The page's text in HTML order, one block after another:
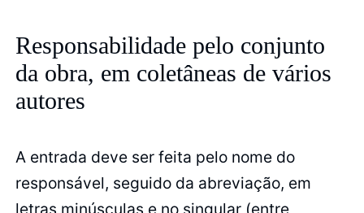
Responsabilidade pelo conjunto
da obra, em coletâneas de vários
autores
A entrada deve ser feita pelo nome do
responsável, seguido da abreviação, em
letras minúsculas e no singular (entre